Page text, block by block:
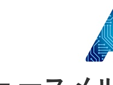
のバイオ
ついて、自
もあります
という課題
し、ピーク
能な電力容
り替えるこ
の細かな対
トにより、